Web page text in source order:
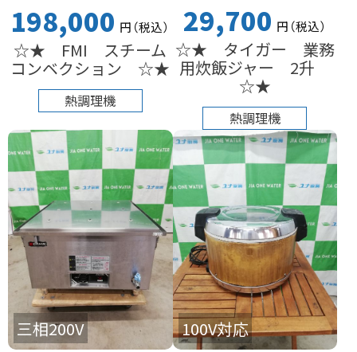
198,000 円（税込）
☆★ FMI スチーム
コンベクション ☆★
熱調理機
29,700 円（税込）
☆★ タイガー 業務
用炊飯ジャー 2升
☆★
熱調理機
三相200V 100V対応